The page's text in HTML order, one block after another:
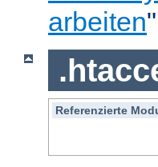
arbeiten
Referenzierte